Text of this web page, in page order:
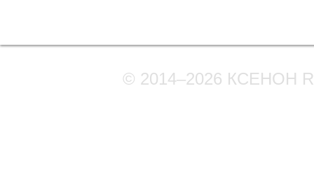
© 2014–2026 КСЕНОН